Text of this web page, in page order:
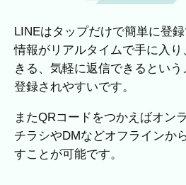
LINEはタップだけで簡単に登
情報がリアルタイムで手に入
きる、気軽に返信できるという
登録されやすいです。
またQRコードをつかえばオン
チラシやDMなどオフラインか
すことが可能です。